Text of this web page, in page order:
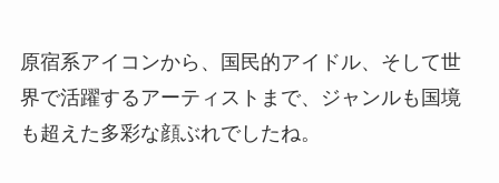
原宿系アイコンから、国民的アイドル、そして世
界で活躍するアーティストまで、ジャンルも国境
も超えた多彩な顔ぶれでしたね。